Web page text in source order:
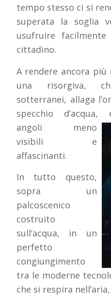
tempo stesso ci si
superata la soglia
usufruire
cittadino.
A rendere ancora
una risorgiva,
sotterranei, allaga
specchio d’acqua,
angoli meno
visibili e
affascinanti.
In tutto questo,
sopra un
palcoscenico
costruito
sull’acqua, in un
perfetto
congiungimento
tra le moderne
che si respira